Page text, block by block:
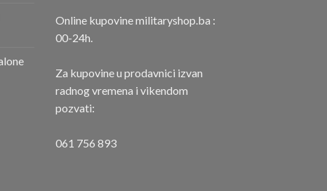
Online kupovine militaryshop.ba :
00-24h.
Za kupovine u prodavnici izvan
radnog vremena i vikendom
pozvati:
061 756 893